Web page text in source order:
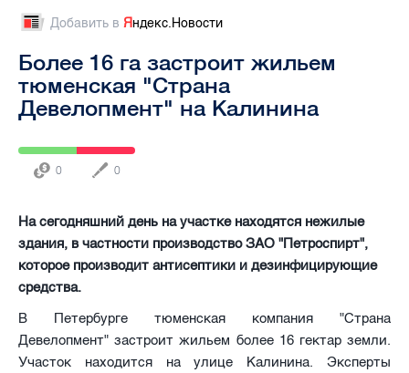
Добавить в Яндекс.Новости
Более 16 га застроит жильем
тюменская "Страна
Девелопмент" на Калинина
0 0
На сегодняшний день на участке находятся нежилые
здания, в частности производство ЗАО "Петроспирт",
которое производит антисептики и дезинфицирующие
средства.
В Петербурге тюменская компания "Страна
Девелопмент" застроит жильем более 16 гектар земли.
Участок находится на улице Калинина. Эксперты